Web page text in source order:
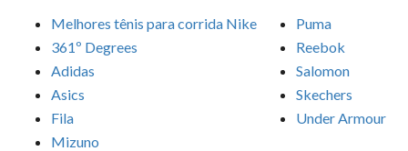
Melhores tênis para corrida Nike
361º Degrees
Adidas
Asics
Fila
Mizuno
Puma
Reebok
Salomon
Skechers
Under Armour